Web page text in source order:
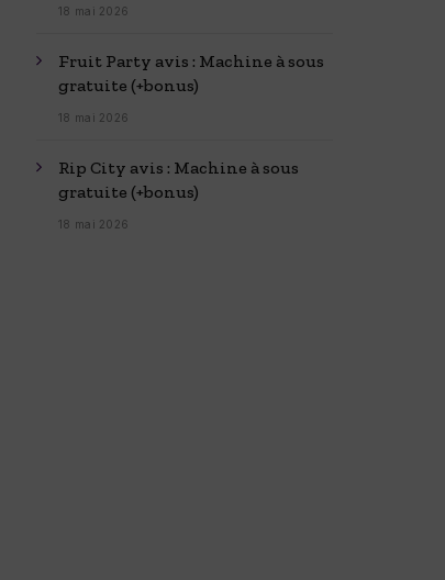
18 mai 2026
Fruit Party avis : Machine à sous
gratuite (+bonus)
18 mai 2026
Rip City avis : Machine à sous
gratuite (+bonus)
18 mai 2026